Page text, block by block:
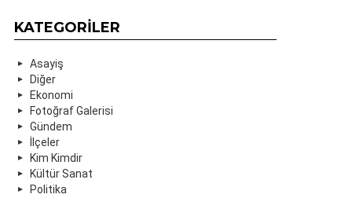
KATEGORILER
Asayiş
Diğer
Ekonomi
Fotoğraf Galerisi
Gündem
İlçeler
Kim Kimdir
Kültür Sanat
Politika